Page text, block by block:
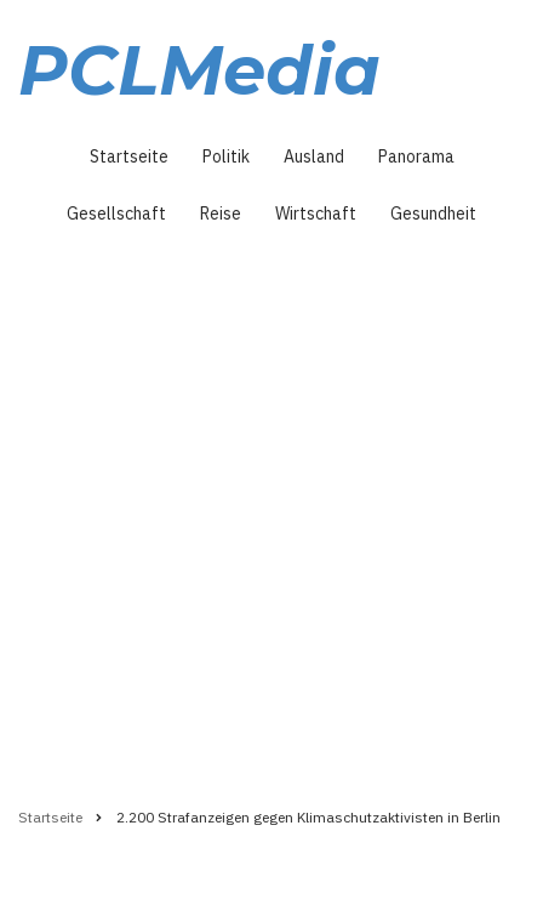
Inhalt
PCLMedia
Startseite Politik Ausland Panorama
Gesellschaft Reise Wirtschaft Gesundheit
Pfadnavigation
Startseite 2.200 Strafanzeigen gegen Klimaschutzaktivisten in Berlin